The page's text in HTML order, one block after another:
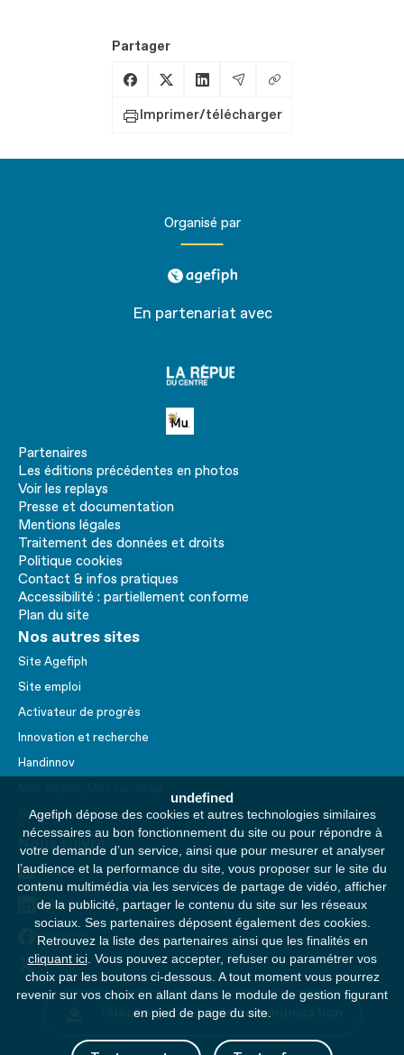
undefined
Agefiph dépose des cookies et autres technologies similaires
nécessaires au bon fonctionnement du site ou pour répondre à
votre demande d’un service, ainsi que pour mesurer et analyser
l’audience et la performance du site, vous proposer sur le site du
contenu multimédia via les services de partage de vidéo, afficher
de la publicité, partager le contenu du site sur les réseaux
sociaux. Ses partenaires déposent également des cookies.
Retrouvez la liste des partenaires ainsi que les finalités en
cliquant ici. Vous pouvez accepter, refuser ou paramétrer vos
choix par les boutons ci-dessous. A tout moment vous pourrez
revenir sur vos choix en allant dans le module de gestion figurant
en pied de page du site.
Partager
Partager sur Facebook
Partager sur X
Partager sur LinkedIn
Partager par Email
Copier le lien
Imprimer/télécharger
Organisé par
agefiph
En partenariat avec
république
Petite MU
Partenaires
Les éditions précédentes en photos
Voir les replays
Presse et documentation
Mentions légales
Traitement des données et droits
Politique cookies
Contact & infos pratiques
Accessibilité : partiellement conforme
Plan du site
Nos autres sites
Site Agefiph
Site emploi
Activateur de progrès
Innovation et recherche
Handinnov
Service AppuiPro
Nous suivre
Youtube
Linkedin
Facebook
Twitter
Télécharger le kit de communication